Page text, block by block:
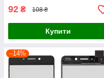
92 ₴ 108 ₴
Купити
–14%